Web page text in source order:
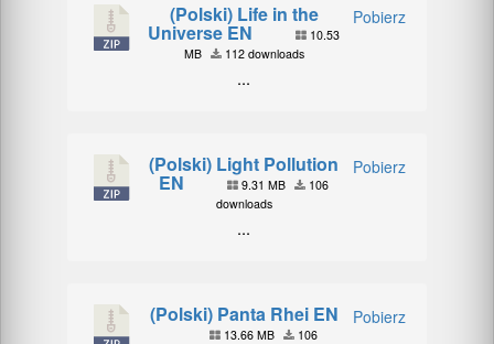
Pobierz
(Polski) Life in the
Universe EN
10.53
MB
112 downloads
...
Pobierz
(Polski) Light Pollution
EN 9.31 MB
106
downloads
...
Pobierz
(Polski) Panta Rhei EN
13.66 MB
106